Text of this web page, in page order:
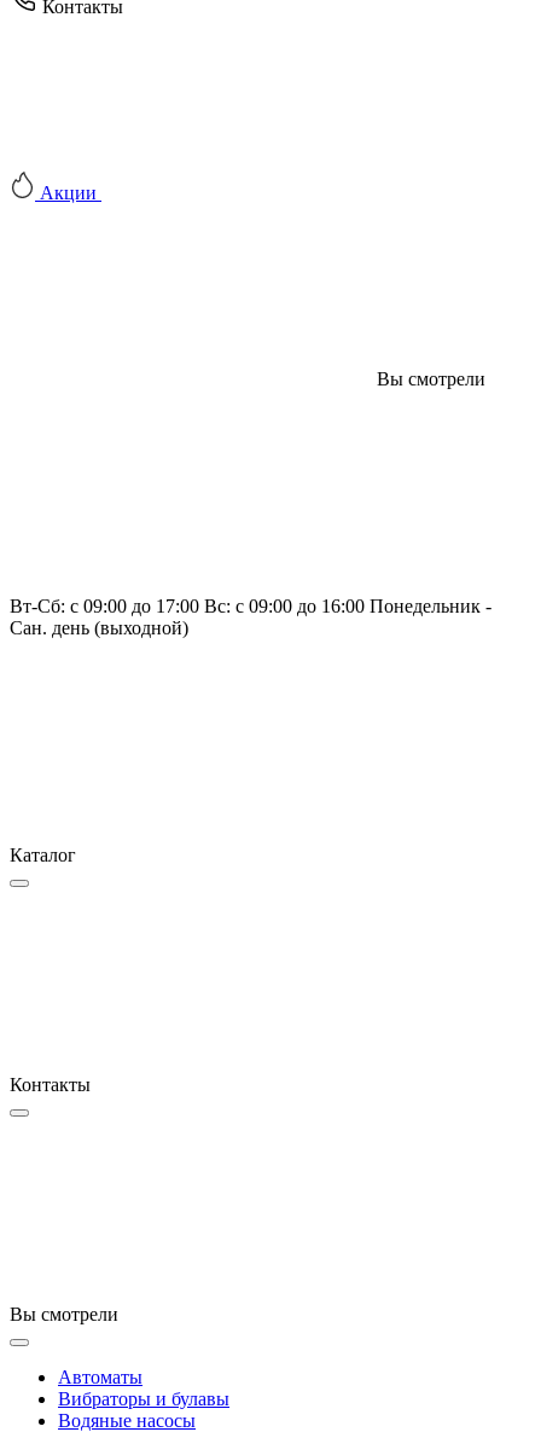
Контакты
Акции
Вы смотрели
Вт-Сб: с 09:00 до 17:00 Вс: с 09:00 до 16:00 Понедельник -
Сан. день (выходной)
Каталог
Контакты
Вы смотрели
Автоматы
Вибраторы и булавы
Водяные насосы